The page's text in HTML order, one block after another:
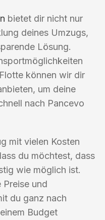
bietet dir nicht nur
deines Umzugs,
Lösung.
können wir dir
um deine
nach Pancevo
mit vielen Kosten
du möchtest, dass
wie möglich ist.
und
du ganz nach
Budget